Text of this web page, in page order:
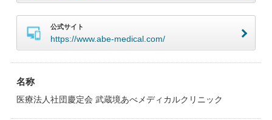
公式サイト
https://www.abe-medical.com/
名称
医療法人社団慶定会 武蔵境あべメディカルクリニック